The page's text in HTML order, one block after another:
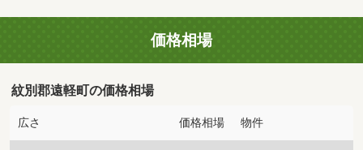
価格相場
紋別郡遠軽町の価格相場
広さ 価格相場 物件